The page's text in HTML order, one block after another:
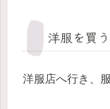
洋服を買う
洋服店へ行き、